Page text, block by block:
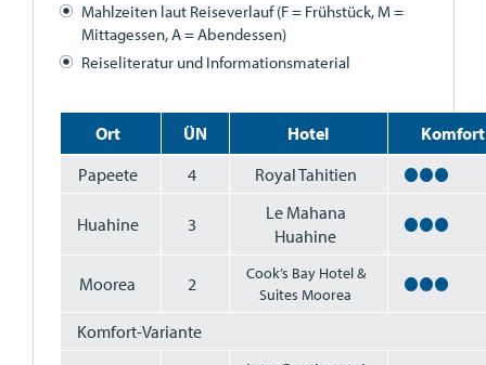
Mahlzeiten laut Reiseverlauf (F = Frühstück, M =
Mittagessen, A = Abendessen)
Reiseliteratur und Informationsmaterial
Ort ÜN Hotel
Komfort
Papeete
4 Royal Tahitien
Huahine 3
Le Mahana
Huahine
Moorea 2
Cook’s Bay Hotel &
Suites Moorea
Komfort-Variante